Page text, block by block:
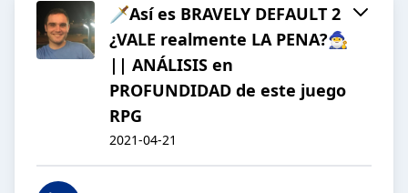
🗡️Así es BRAVELY DEFAULT 2
¿VALE realmente LA PENA?🧙‍♂️
|| ANÁLISIS en
PROFUNDIDAD de este juego
RPG
2021-04-21